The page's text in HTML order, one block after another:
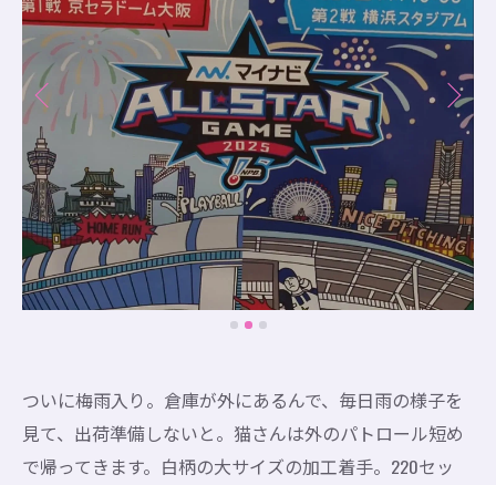
ついに梅雨入り。倉庫が外にあるんで、毎日雨の様子を
見て、出荷準備しないと。猫さんは外のパトロール短め
で帰ってきます。白柄の大サイズの加工着手。220セッ